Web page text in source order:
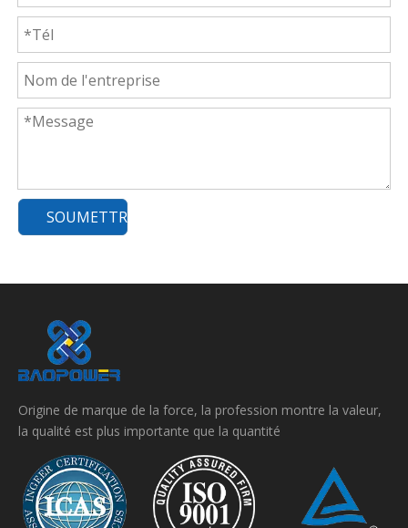
SOUMETTRE
Origine de marque de la force, la profession montre la valeur,
la qualité est plus importante que la quantité